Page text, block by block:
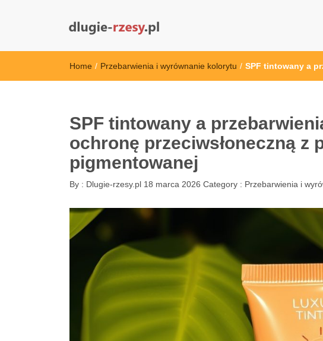
Home / Przebarwienia i wyrównanie kolorytu / SPF tintowany a
SPF tintowany a
ochronę przeciwsłoneczną z
pigmentowanej
By : Dlugie-rzesy.pl 18 marca 2026 Category : Przebarwienia i